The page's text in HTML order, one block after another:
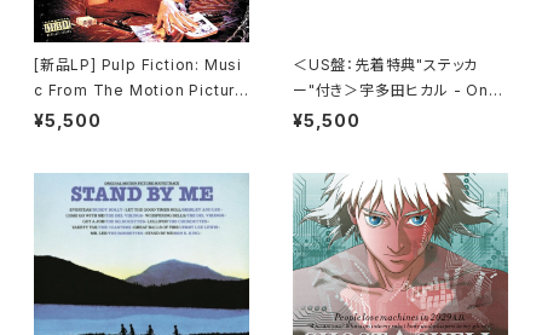
[新品LP] Pulp Fiction: Musi
c From The Motion Picture
(180g) / パルプ・フィクション
¥5,500
＜US盤：先着特典"ステッカ
ー"付き＞宇多田ヒカル - One
Last Kiss (US Clear Vinyl)
¥5,500